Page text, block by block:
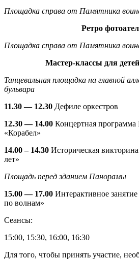
Площадка справа от Памятника
Ретро
Площадка справа от Памятника
Мастер-классы для
Танцевальная площадка на главной
бульвара
11.30 — 12.30 Дефиле оркестров
12.30 — 14.00 Концертная программа
«Корабел»
14.00 – 14.30 Историческая
лет»
Площадь перед зданием Панорамы
15.00 — 17.00 Интерактивное
по волнам»
Сеансы:
15:00, 15:30, 16:00, 16:30
Для того, чтобы принять участие,